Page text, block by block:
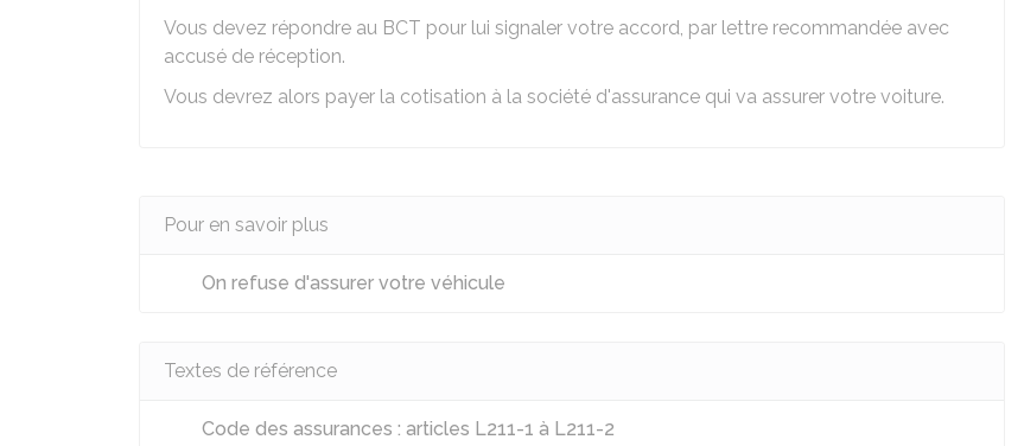
Vous devez répondre au BCT pour lui signaler votre accord, par lettre recommandée avec
accusé de réception.
Vous devrez alors payer la cotisation à la société d'assurance qui va assurer votre voiture.
Pour en savoir plus
On refuse d'assurer votre véhicule
Textes de référence
Code des assurances : articles L211-1 à L211-2